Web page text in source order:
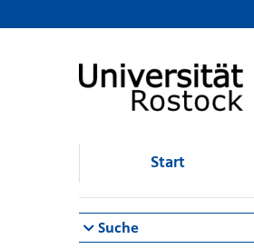
Browsen
direkt zum Inhalt
Start
Suche